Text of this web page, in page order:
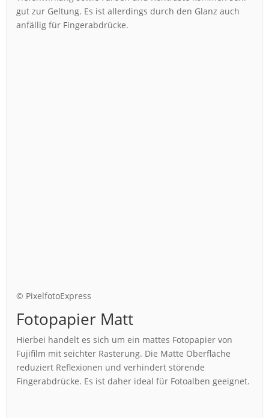
gut zur Geltung. Es ist allerdings durch den Glanz auch
anfällig für Fingerabdrücke.
© PixelfotoExpress
Fotopapier Matt
Hierbei handelt es sich um ein mattes Fotopapier von
Fujifilm mit seichter Rasterung. Die Matte Oberfläche
reduziert Reflexionen und verhindert störende
Fingerabdrücke. Es ist daher ideal für Fotoalben geeignet.